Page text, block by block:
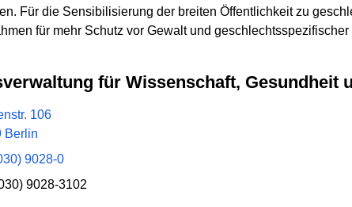
Für die Sensibilisierung der breiten Öffentlichkeit zu
für mehr Schutz vor Gewalt und
für Wissenschaft, Gesundheit
106
Berlin
9028-0
9028-3102